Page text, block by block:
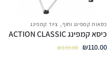
כסאות קמפינג וחוף, ציוד קמפינג
כיסא קמפינג ACTION CLASSIC
₪139.00 ₪110.00